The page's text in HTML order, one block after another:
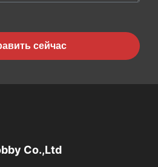
сейчас
Co.,Ltd